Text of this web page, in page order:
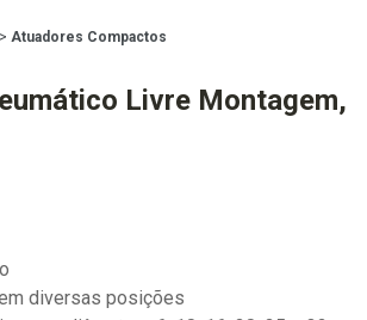
> Atuadores Compactos
Livre Montagem,
diversas posições